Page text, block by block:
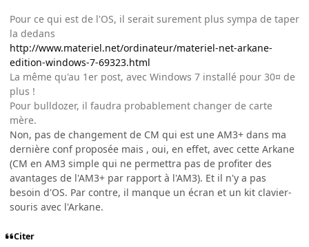
Pour ce qui est de l'OS, il serait surement plus sympa de taper
la dedans
http://www.materiel.net/ordinateur/materiel-net-arkane-
edition-windows-7-69323.html
La même qu'au 1er post, avec Windows 7 installé pour 30¤ de
plus !
Pour bulldozer, il faudra probablement changer de carte
mère.
Non, pas de changement de CM qui est une AM3+ dans ma
dernière conf proposée mais , oui, en effet, avec cette Arkane
(CM en AM3 simple qui ne permettra pas de profiter des
avantages de l'AM3+ par rapport à l'AM3). Et il n'y a pas
besoin d'OS. Par contre, il manque un écran et un kit clavier-
souris avec l'Arkane.
Citer